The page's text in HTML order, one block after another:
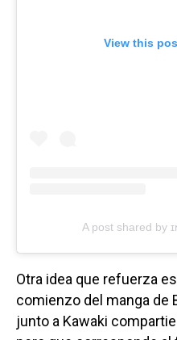
View this
A post shared by
Otra idea que refuerza
comienzo del manga de
junto a Kawaki